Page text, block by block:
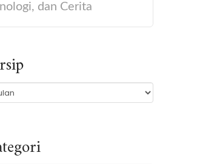
dan Cerita